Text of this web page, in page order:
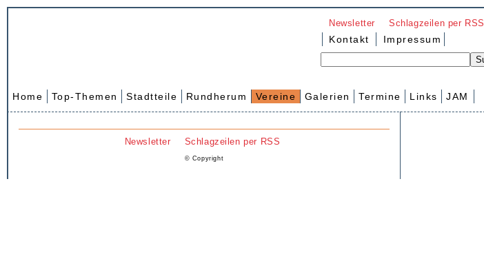
Newsletter Schlagzeilen per RSS
Kontakt Impressum
Home Top-Themen Stadtteile Rundherum Vereine Galerien Termine Links JAM
Newsletter Schlagzeilen per RSS
© Copyright